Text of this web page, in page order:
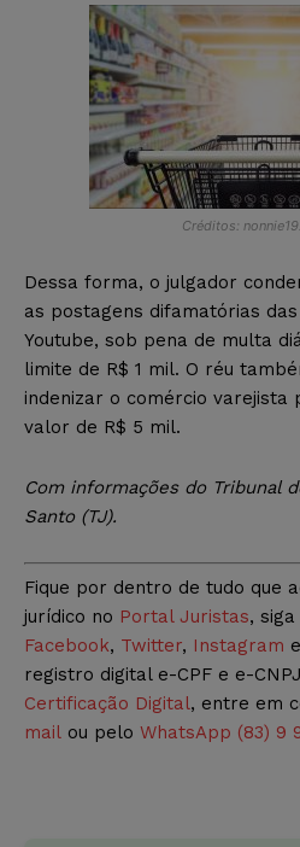
Créditos:
Dessa forma, o julgador
as postagens difamatórias
Youtube, sob pena de multa
limite de R$ 1 mil. O réu
indenizar o comércio varejista
valor de R$ 5 mil.
Com informações do Tribunal
Santo (TJ).
Fique por dentro de tudo que
jurídico no Portal Juristas,
Facebook, Twitter, Instagram e
registro digital e-CPF e e-
Certificação Digital, entre em
mail ou pelo WhatsApp (83) 9